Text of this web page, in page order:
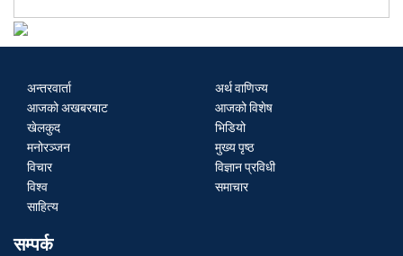
अन्तरवार्ता
अर्थ वाणिज्य
आजको अखबरबाट
आजको विशेष
खेलकुद
भिडियो
मनोरञ्जन
मुख्य पृष्ठ
विचार
विज्ञान प्रविधी
विश्व
समाचार
साहित्य
सम्पर्क